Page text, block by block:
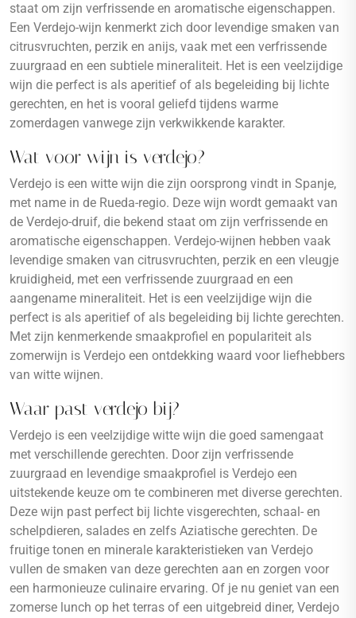
staat om zijn verfrissende en aromatische eigenschappen.
Een Verdejo-wijn kenmerkt zich door levendige smaken van
citrusvruchten, perzik en anijs, vaak met een verfrissende
zuurgraad en een subtiele mineraliteit. Het is een veelzijdige
wijn die perfect is als aperitief of als begeleiding bij lichte
gerechten, en het is vooral geliefd tijdens warme
zomerdagen vanwege zijn verkwikkende karakter.
Wat voor wijn is verdejo?
Verdejo is een witte wijn die zijn oorsprong vindt in Spanje,
met name in de Rueda-regio. Deze wijn wordt gemaakt van
de Verdejo-druif, die bekend staat om zijn verfrissende en
aromatische eigenschappen. Verdejo-wijnen hebben vaak
levendige smaken van citrusvruchten, perzik en een vleugje
kruidigheid, met een verfrissende zuurgraad en een
aangename mineraliteit. Het is een veelzijdige wijn die
perfect is als aperitief of als begeleiding bij lichte gerechten.
Met zijn kenmerkende smaakprofiel en populariteit als
zomerwijn is Verdejo een ontdekking waard voor liefhebbers
van witte wijnen.
Waar past verdejo bij?
Verdejo is een veelzijdige witte wijn die goed samengaat
met verschillende gerechten. Door zijn verfrissende
zuurgraad en levendige smaakprofiel is Verdejo een
uitstekende keuze om te combineren met diverse gerechten.
Deze wijn past perfect bij lichte visgerechten, schaal- en
schelpdieren, salades en zelfs Aziatische gerechten. De
fruitige tonen en minerale karakteristieken van Verdejo
vullen de smaken van deze gerechten aan en zorgen voor
een harmonieuze culinaire ervaring. Of je nu geniet van een
zomerse lunch op het terras of een uitgebreid diner, Verdejo